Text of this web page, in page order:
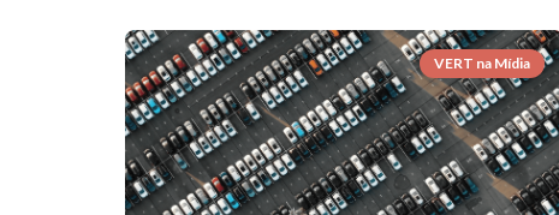
VERT na Mídia